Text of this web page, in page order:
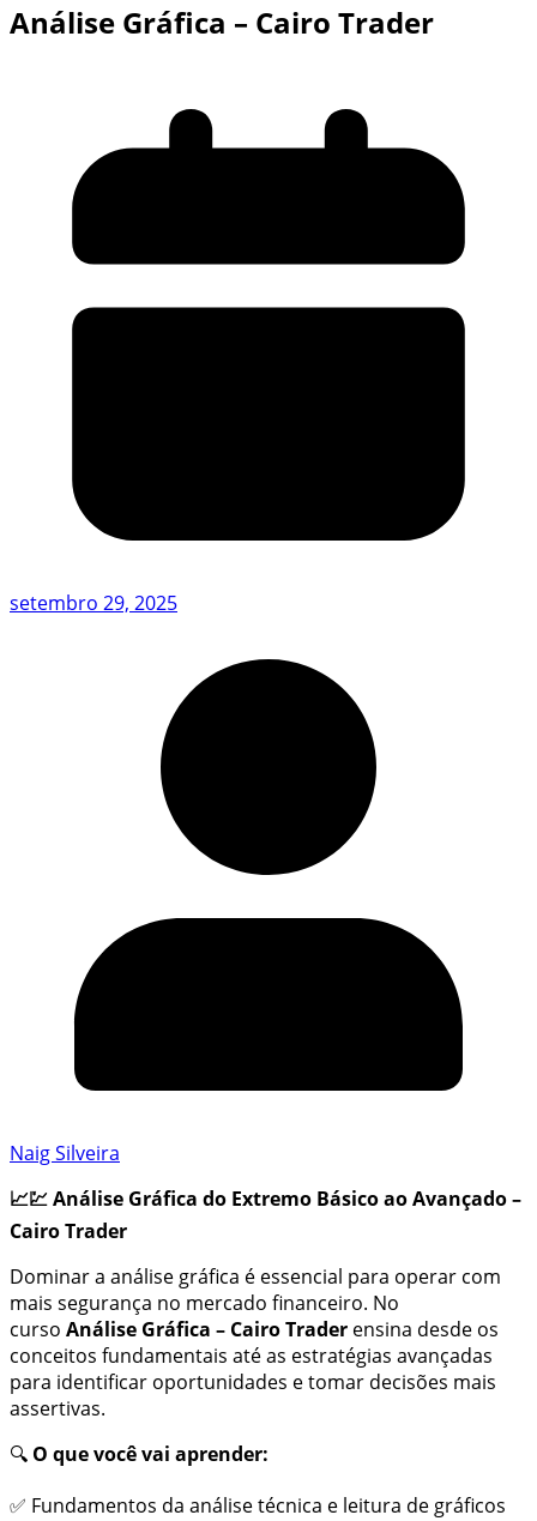
Análise Gráfica – Cairo Trader
setembro 29, 2025
Naig Silveira
📈💹 Análise Gráfica do Extremo Básico ao Avançado –
Cairo Trader
Dominar a análise gráfica é essencial para operar com
mais segurança no mercado financeiro. No
curso Análise Gráfica – Cairo Trader ensina desde os
conceitos fundamentais até as estratégias avançadas
para identificar oportunidades e tomar decisões mais
assertivas.
🔍 O que você vai aprender:
✅ Fundamentos da análise técnica e leitura de gráficos